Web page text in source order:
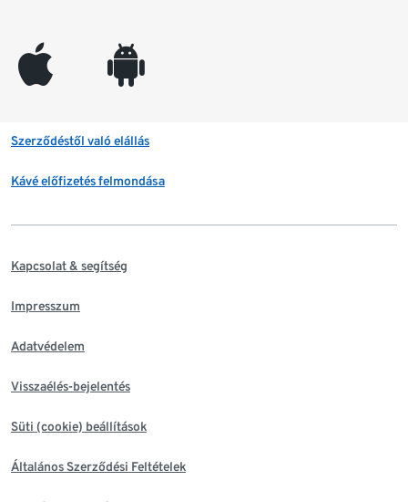
appleinc android
Szerződéstől való elállás
Kávé előfizetés felmondása
Kapcsolat & segítség
Impresszum
Adatvédelem
Visszaélés-bejelentés
Süti (cookie) beállítások
Általános Szerződési Feltételek